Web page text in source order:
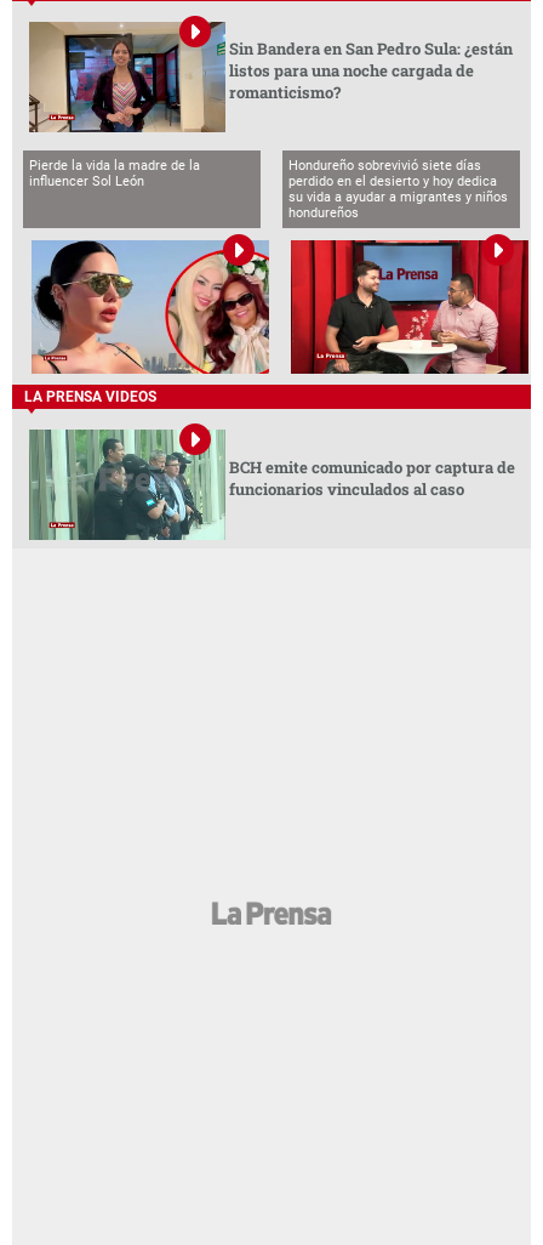
Sin Bandera en San Pedro Sula: ¿están
listos para una noche cargada de
romanticismo?
Pierde la vida la madre de la
influencer Sol León
Hondureño sobrevivió siete días
perdido en el desierto y hoy dedica
su vida a ayudar a migrantes y niños
hondureños
LA PRENSA VIDEOS
BCH emite comunicado por captura de
funcionarios vinculados al caso